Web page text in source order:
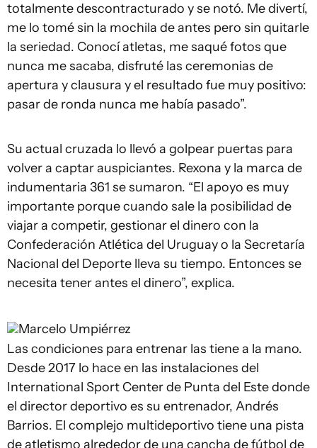
totalmente descontracturado y se notó. Me divertí,
me lo tomé sin la mochila de antes pero sin quitarle
la seriedad. Conocí atletas, me saqué fotos que
nunca me sacaba, disfruté las ceremonias de
apertura y clausura y el resultado fue muy positivo:
pasar de ronda nunca me había pasado”.
Su actual cruzada lo llevó a golpear puertas para
volver a captar auspiciantes. Rexona y la marca de
indumentaria 361 se sumaron. “El apoyo es muy
importante porque cuando sale la posibilidad de
viajar a competir, gestionar el dinero con la
Confederación Atlética del Uruguay o la Secretaría
Nacional del Deporte lleva su tiempo. Entonces se
necesita tener antes el dinero”, explica.
Marcelo Umpiérrez
Las condiciones para entrenar las tiene a la mano.
Desde 2017 lo hace en las instalaciones del
International Sport Center de Punta del Este donde
el director deportivo es su entrenador, Andrés
Barrios. El complejo multideportivo tiene una pista
de atletismo alrededor de una cancha de fútbol de